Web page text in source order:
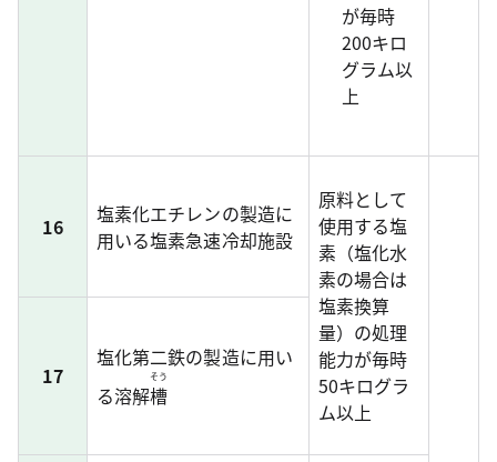
が毎時
200キロ
グラム以
上
16
塩素化エチレンの製造に
用いる塩素急速冷却施設
原料として
使用する塩
素（塩化水
素の場合は
塩素換算
量）の処理
能力が毎時
50キログラ
ム以上
17
塩化第二鉄の製造に用い
る溶解槽
そう